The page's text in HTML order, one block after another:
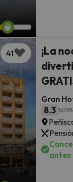
41
¡La
Gran
8.3
antes